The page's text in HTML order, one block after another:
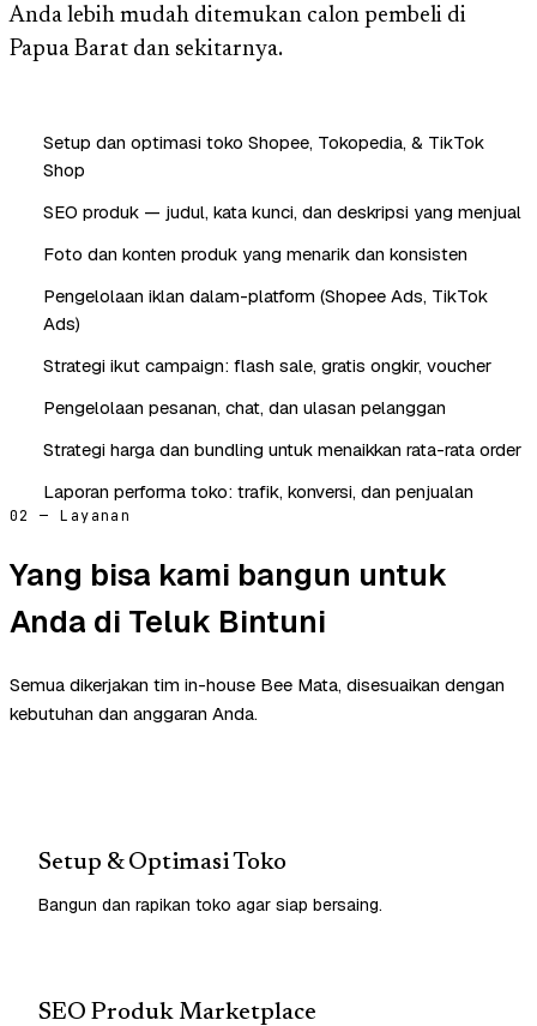
Anda lebih mudah ditemukan calon pembeli di
Papua Barat dan sekitarnya.
Setup dan optimasi toko Shopee, Tokopedia, & TikTok
Shop
SEO produk — judul, kata kunci, dan deskripsi yang menjual
Foto dan konten produk yang menarik dan konsisten
Pengelolaan iklan dalam-platform (Shopee Ads, TikTok
Ads)
Strategi ikut campaign: flash sale, gratis ongkir, voucher
Pengelolaan pesanan, chat, dan ulasan pelanggan
Strategi harga dan bundling untuk menaikkan rata-rata order
Laporan performa toko: trafik, konversi, dan penjualan
02 — Layanan
Yang bisa kami bangun untuk
Anda di Teluk Bintuni
Semua dikerjakan tim in-house Bee Mata, disesuaikan dengan
kebutuhan dan anggaran Anda.
Setup & Optimasi Toko
Bangun dan rapikan toko agar siap bersaing.
SEO Produk Marketplace